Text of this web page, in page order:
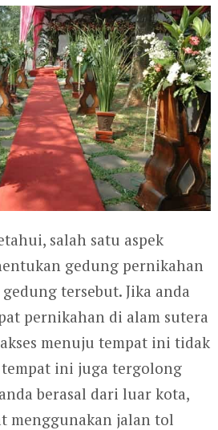
salah satu aspek
gedung pernikahan
tersebut. Jika anda
pernikahan di alam sutera
menuju tempat ini tidak
ini juga tergolong
berasal dari luar kota,
menggunakan jalan tol